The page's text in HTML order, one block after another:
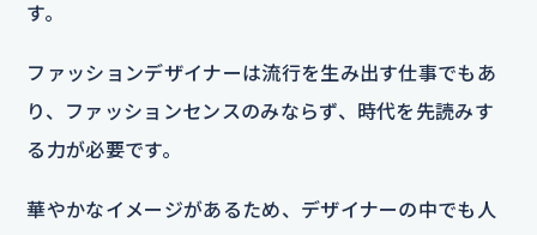
す。
ファッションデザイナーは流行を生み出す仕事でもあ
り、ファッションセンスのみならず、時代を先読みす
る力が必要です。
華やかなイメージがあるため、デザイナーの中でも人